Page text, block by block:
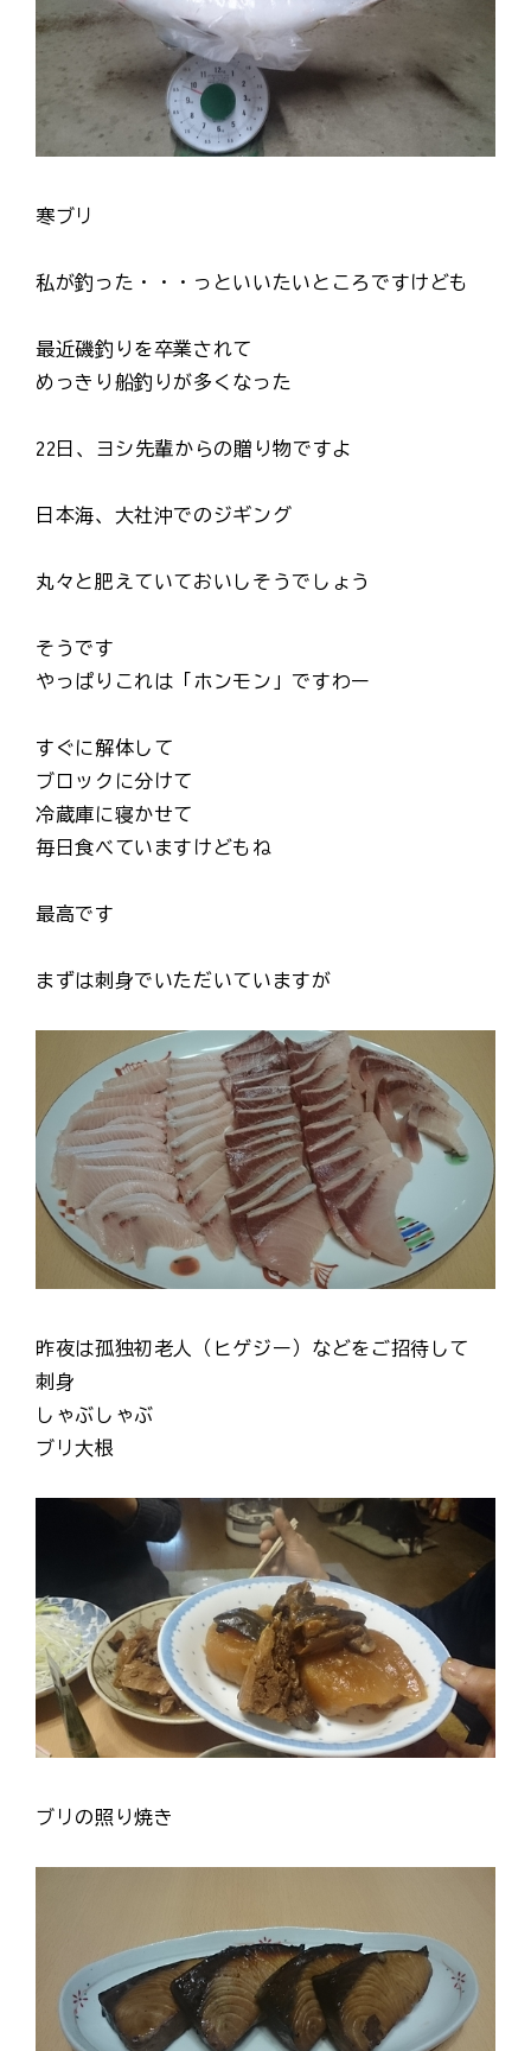
寒ブリ
私が釣った・・・っといいたいところですけども
最近磯釣りを卒業されて
めっきり船釣りが多くなった
22日、ヨシ先輩からの贈り物ですよ
日本海、大社沖でのジギング
丸々と肥えていておいしそうでしょう
そうです
やっぱりこれは「ホンモン」ですわー
すぐに解体して
ブロックに分けて
冷蔵庫に寝かせて
毎日食べていますけどもね
最高です
まずは刺身でいただいていますが
昨夜は孤独初老人（ヒゲジー）などをご招待して
刺身
しゃぶしゃぶ
ブリ大根
ブリの照り焼き